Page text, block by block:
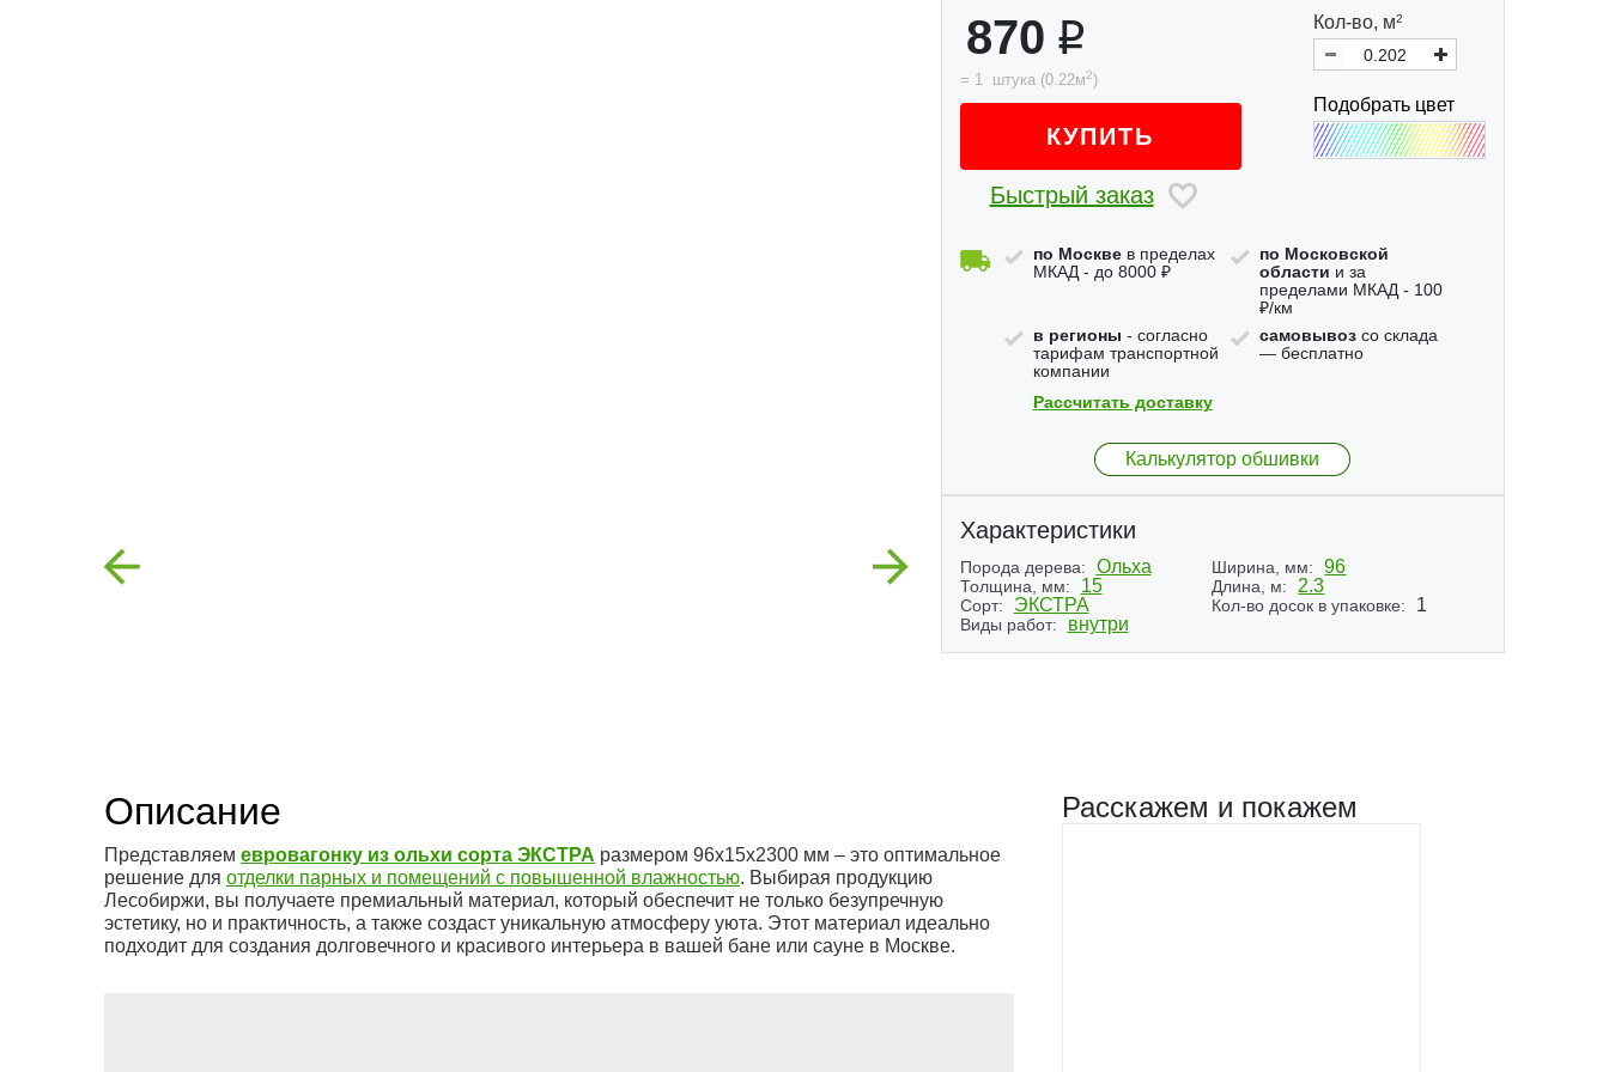
Previous Next
870
= 1 штука(0.22м2)
КУПИТЬ
Быстрый заказ
Кол-во, м2
Подобрать цвет
по Москвев пределах
МКАД - до 8000 ₽
по Московской
области и за
пределами МКАД - 100
₽/км
в регионы - согласно
тарифам транспортной
компании
самовывозсо склада
— бесплатно
Рассчитать доставку
Калькулятор обшивки
Характеристики
Порода дерева: Ольха Ширина, мм: 96
Толщина, мм: 15 Длина, м: 2.3
Сорт: ЭКСТРА Кол-во досок в упаковке: 1
Виды работ: внутри
Описание
Представляем евровагонку из ольхи сорта ЭКСТРА размером 96x15x2300 мм – это оптимальное
решение для отделки парных и помещений с повышенной влажностью. Выбирая продукцию
Лесобиржи, вы получаете премиальный материал, который обеспечит не только безупречную
эстетику, но и практичность, а также создаст уникальную атмосферу уюта. Этот материал идеально
подходит для создания долговечного и красивого интерьера в вашей бане или сауне в Москве.
Расскажем и покажем